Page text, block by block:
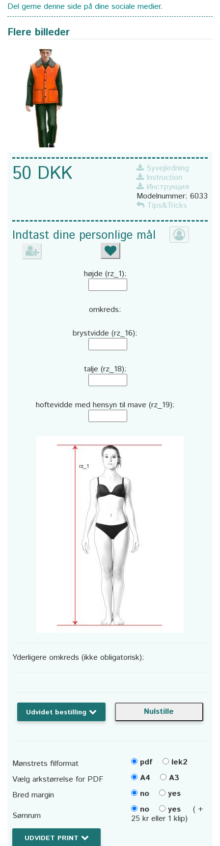
Del gerne denne side på dine sociale medier.
Flere billeder
50 DKK
Syvejledning
Instruction
Инструкция
Modelnummer: 6033
Tips&Tricks
Indtast dine personlige mål
højde (rz_1):
omkreds:
brystvidde (rz_16):
talje (rz_18):
hoftevidde med hensyn til mave (rz_19):
Yderligere omkreds (ikke obligatorisk):
Udvidet bestilling
Mønstrets filformat pdf
lek2
Vælg arkstørrelse for PDF
A4
A3
Bred margin
no
yes
Sømrum
no yes
( +
25 kr eller 1 klip)
UDVIDET PRINT